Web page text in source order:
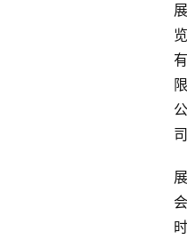
展
览
有
限
公
司
展
会
时